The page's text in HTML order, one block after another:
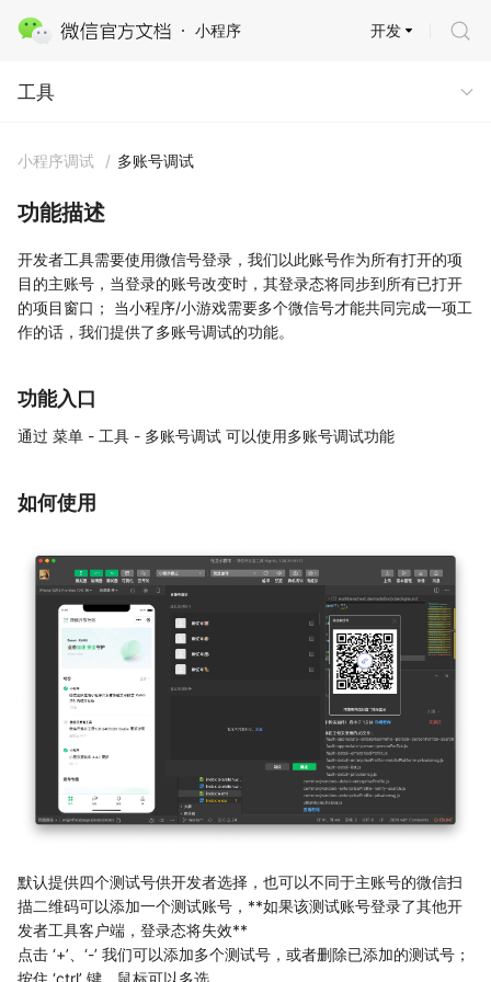
小程序
工具
开发
工具
小程序调试 / 多账号调试
功能描述
开发者工具需要使用微信号登录，我们以此账号作为所有打开的项
目的主账号，当登录的账号改变时，其登录态将同步到所有已打开
的项目窗口； 当小程序/小游戏需要多个微信号才能共同完成一项工
作的话，我们提供了多账号调试的功能。
功能入口
通过 菜单 - 工具 - 多账号调试 可以使用多账号调试功能
如何使用
默认提供四个测试号供开发者选择，也可以不同于主账号的微信扫
描二维码可以添加一个测试账号，**如果该测试账号登录了其他开
发者工具客户端，登录态将失效**
点击 ‘+’、‘-’ 我们可以添加多个测试号，或者删除已添加的测试号；